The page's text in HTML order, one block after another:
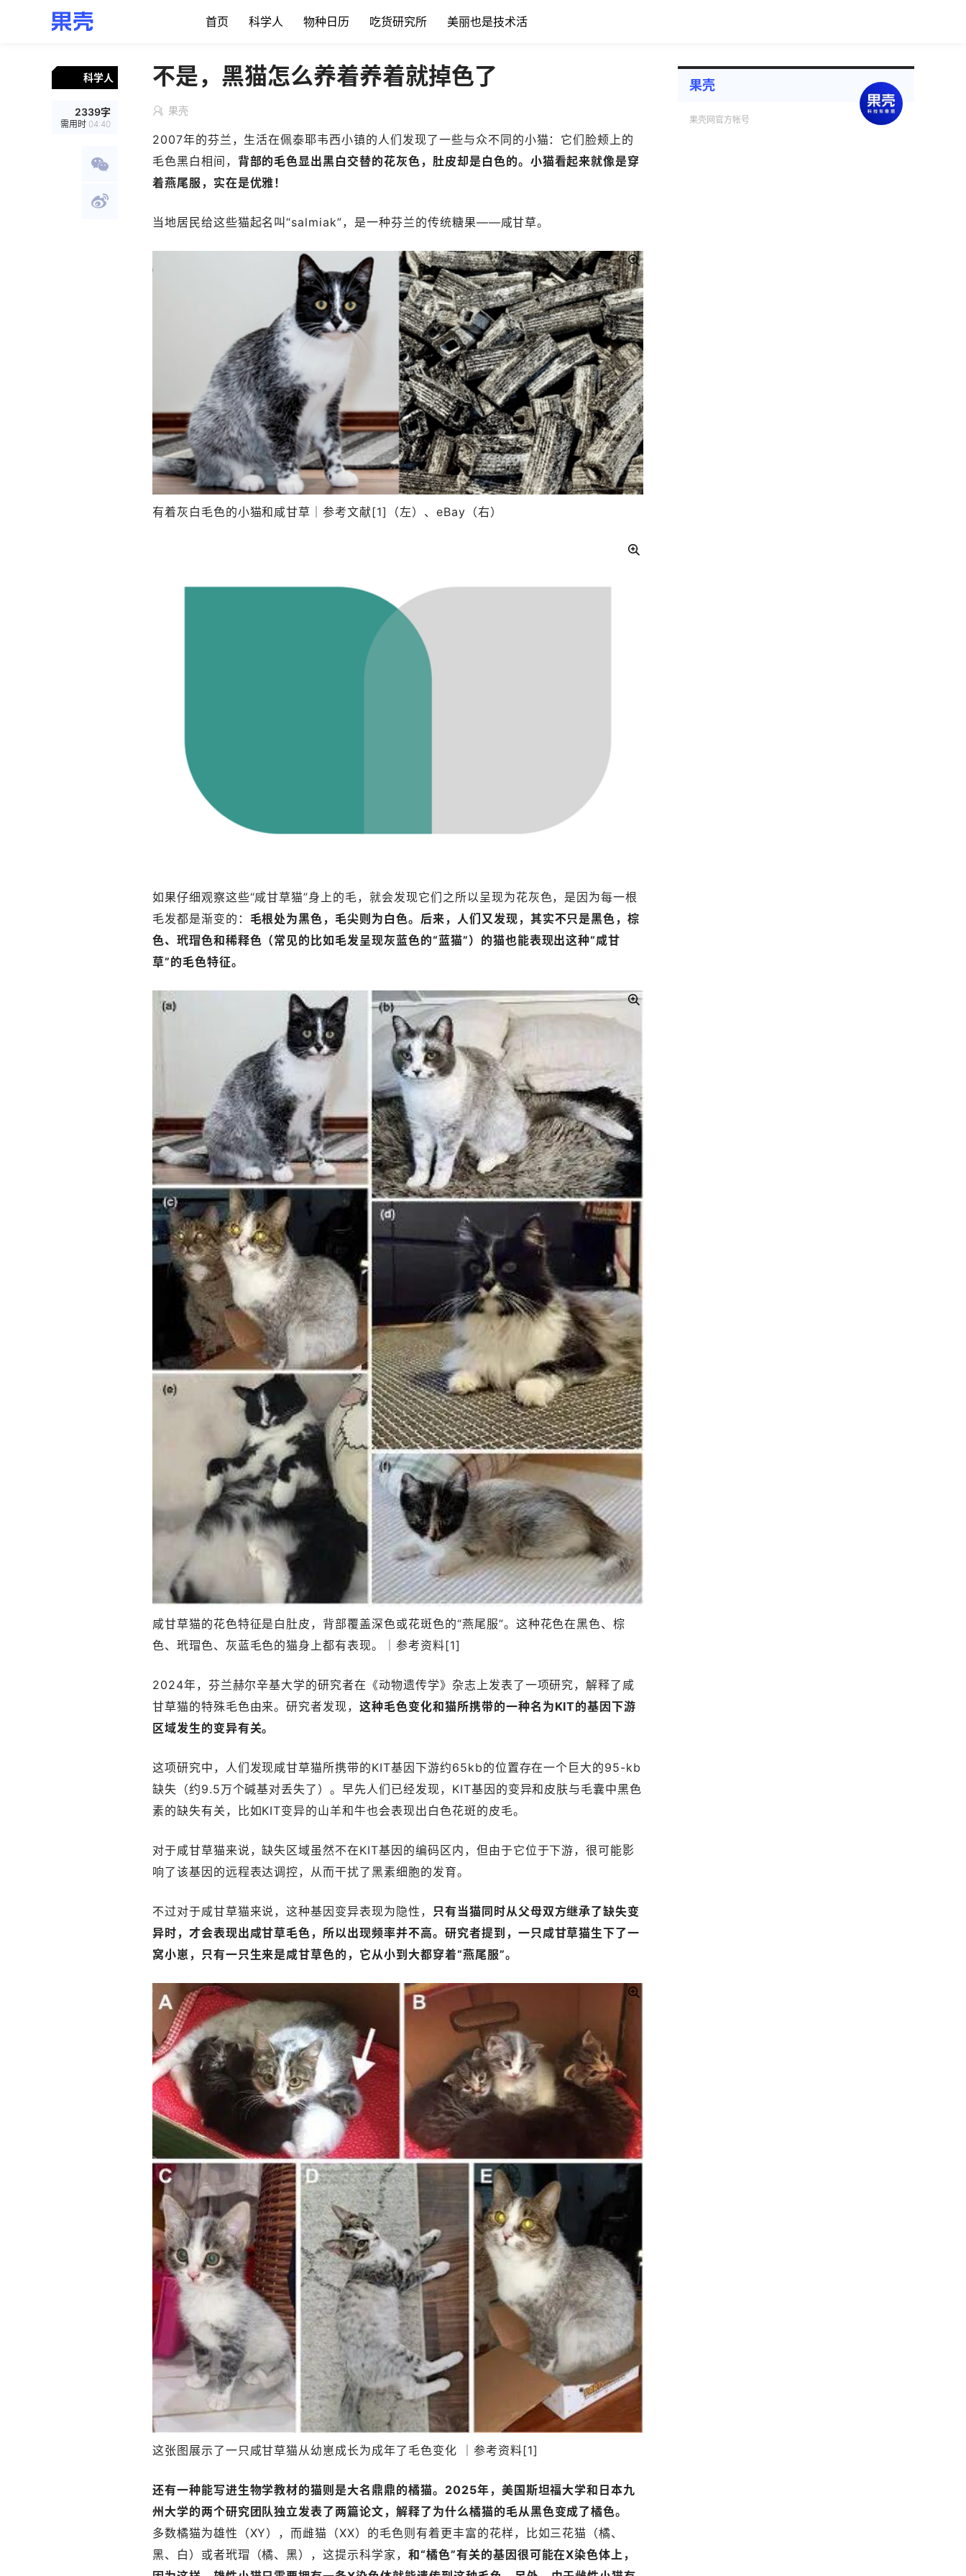
首页 科学人 物种日历 吃货研究所 美丽也是技术活
科学人
2339字
需用时 04:40
不是，黑猫怎么养着养着就掉色了
果壳
2007年的芬兰，生活在佩泰耶韦西小镇的人们发现了一些与众不同的小猫：它们脸颊上的
毛色黑白相间， 背部的毛色显出黑白交替的花灰色 ，肚皮却是白色的。小猫看起来就像是穿
着燕尾服，实在是优雅！
当地居民给这些猫起名叫“salmiak”，是一种芬兰的传统糖果——咸甘草。
有着灰白毛色的小猫和咸甘草｜参考文献[1]（左）、eBay（右）
如果仔细观察这些“咸甘草猫”身上的毛，就会发现它们之所以呈现为花灰色，是因为每一根
毛发都是渐变的： 毛根处为黑色，毛尖则为白色。后来，人们又发现，其实不只是黑色，棕
色、玳瑁色和稀释色（常见的比如毛发呈现灰蓝色的“蓝猫”）的猫也能表现出这种“咸甘
草”的毛色特征。
咸甘草猫的花色特征是白肚皮，背部覆盖深色或花斑色的“燕尾服”。这种花色在黑色、棕
色、玳瑁色、灰蓝毛色的猫身上都有表现。｜参考资料[1]
2024年，芬兰赫尔辛基大学的研究者在《动物遗传学》杂志上发表了一项研究，解释了咸
甘草猫的特殊毛色由来。研究者发现，这种毛色变化和猫所携带的一种名为KIT的基因下游
区域发生的变异有关。
这项研究中，人们发现咸甘草猫所携带的KIT基因下游约65kb的位置存在一个巨大的95-kb
缺失（约9.5万个碱基对丢失了）。早先人们已经发现，KIT基因的变异和皮肤与毛囊中黑色
素的缺失有关，比如KIT变异的山羊和牛也会表现出白色花斑的皮毛。
对于咸甘草猫来说，缺失区域虽然不在KIT基因的编码区内，但由于它位于下游，很可能影
响了该基因的远程表达调控，从而干扰了黑素细胞的发育。
不过对于咸甘草猫来说，这种基因变异表现为隐性，
只有当猫同时从父母双方继承了缺失变
异时，才会表现出咸甘草毛色，所以出现频率并不高。研究者提到，一只咸甘草猫生下了一
窝小崽，只有一只生来是咸甘草色的，它从小到大都穿着“燕尾服”。
这张图展示了一只咸甘草猫从幼崽成长为成年了毛色变化 ｜参考资料[1]
还有一种能写进生物学教材的猫则是大名鼎鼎的橘猫。2025年，美国斯坦福大学和日本九
州大学的两个研究团队独立发表了两篇论文，解释了为什么橘猫的毛从黑色变成了橘色。
多数橘猫为雄性（XY），而雌猫（XX）的毛色则有着更丰富的花样，比如三花猫（橘、
黑、白）或者玳瑁（橘、黑），这提示科学家， 和“橘色”有关的基因很可能在X染色体上，
果壳
果壳网官方帐号